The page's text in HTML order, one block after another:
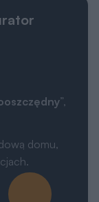
”,
domu,